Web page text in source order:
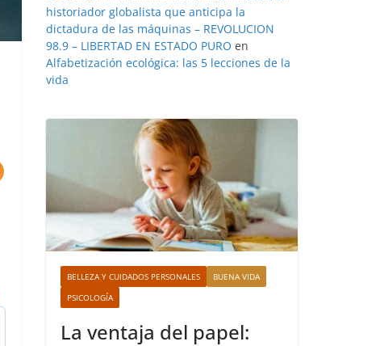
historiador globalista que anticipa la
dictadura de las máquinas – REVOLUCION
98.9 – LIBERTAD EN ESTADO PURO en
Alfabetización ecológica: las 5 lecciones de la
vida
BELLEZA Y CUIDADOS PERSONALES
BUENA VIDA
PSICOLOGÍA
La ventaja del papel: